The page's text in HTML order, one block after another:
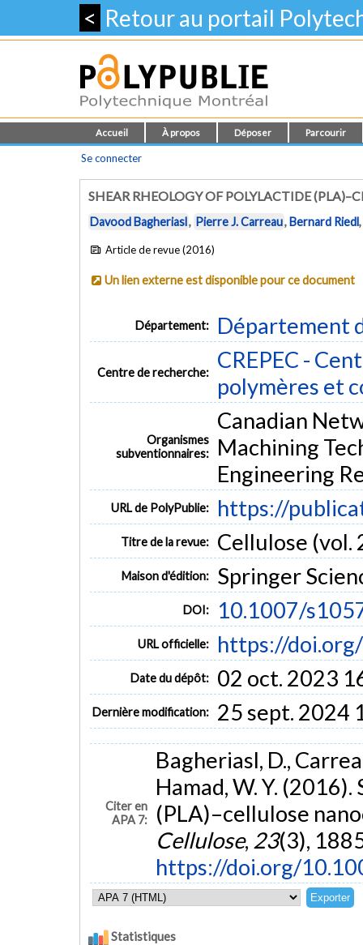
< Retour au portail
Accueil À propos Déposer Parcourir
Se connecter
SHEAR RHEOLOGY OF POLYLACTIDE
Davood Bagheriasl, Pierre J. Carreau,Bernard Riedl,
Article de revue (2016)
Un lien externe est disponible pour ce document
Département: Département
Centre de recherche:
CREPEC -
polymères et
Organismes
subventionnaires:
Canadian
Machining
Engineering
URL de PolyPublie: https://
Titre de la revue: Cellulose (vol.
Maison d'édition: Springer
DOI: 10.1007/
URL officielle: https://
Date du dépôt: 02 oct. 2023
Dernière modification: 25 sept. 2024
Citer en
APA 7:
Bagheriasl, D.,
Hamad, W. Y.
(PLA)–cellulose
Cellulose, 23(3),
https://doi.org/
Statistiques